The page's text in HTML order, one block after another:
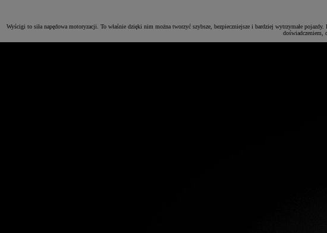
Wyścigi to siła napędowa motoryzacji. To właśnie dzięki nim można tworzyć szybsze, bezpieczniejsze i bardziej wytrzymałe
doświadczeniem,